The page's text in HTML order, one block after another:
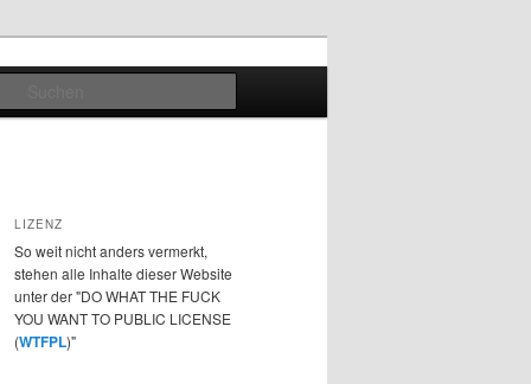
LIZENZ
So weit nicht anders vermerkt,
stehen alle Inhalte dieser Website
unter der "DO WHAT THE FUCK
YOU WANT TO PUBLIC LICENSE
(WTFPL)"